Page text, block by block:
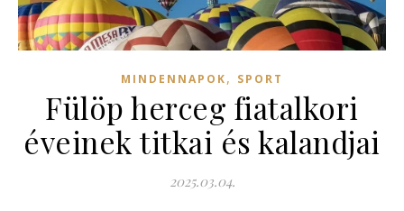
MINDENNAPOK, SPORT
Fülöp herceg fiatalkori
éveinek titkai és kalandjai
2025.03.04.